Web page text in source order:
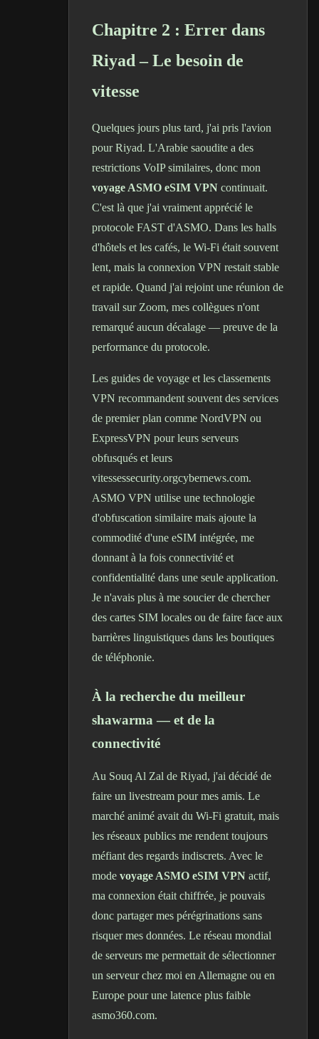
Chapitre 2 : Errer dans
Riyad – Le besoin de
vitesse
Quelques jours plus tard, j'ai pris l'avion
pour Riyad. L'Arabie saoudite a des
restrictions VoIP similaires, donc mon
voyage ASMO eSIM VPN continuait.
C'est là que j'ai vraiment apprécié le
protocole FAST d'ASMO. Dans les halls
d'hôtels et les cafés, le Wi-Fi était souvent
lent, mais la connexion VPN restait stable
et rapide. Quand j'ai rejoint une réunion de
travail sur Zoom, mes collègues n'ont
remarqué aucun décalage — preuve de la
performance du protocole.
Les guides de voyage et les classements
VPN recommandent souvent des services
de premier plan comme NordVPN ou
ExpressVPN pour leurs serveurs
obfusqués et leurs
vitessessecurity.orgcybernews.com.
ASMO VPN utilise une technologie
d'obfuscation similaire mais ajoute la
commodité d'une eSIM intégrée, me
donnant à la fois connectivité et
confidentialité dans une seule application.
Je n'avais plus à me soucier de chercher
des cartes SIM locales ou de faire face aux
barrières linguistiques dans les boutiques
de téléphonie.
À la recherche du meilleur
shawarma — et de la
connectivité
Au Souq Al Zal de Riyad, j'ai décidé de
faire un livestream pour mes amis. Le
marché animé avait du Wi-Fi gratuit, mais
les réseaux publics me rendent toujours
méfiant des regards indiscrets. Avec le
mode voyage ASMO eSIM VPN actif,
ma connexion était chiffrée, je pouvais
donc partager mes pérégrinations sans
risquer mes données. Le réseau mondial
de serveurs me permettait de sélectionner
un serveur chez moi en Allemagne ou en
Europe pour une latence plus faible
asmo360.com.